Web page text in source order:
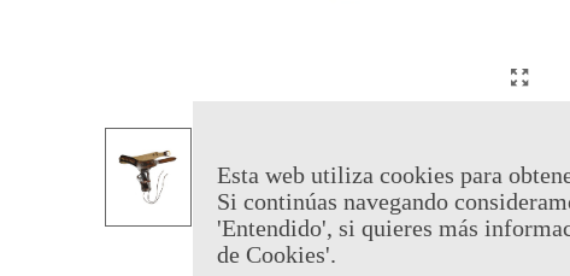
Esta web utiliza cookies para
Si continúas navegando
'Entendido', si quieres más
de Cookies'.